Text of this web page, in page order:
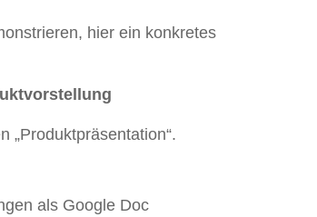
hier ein konkretes
„Produktpräsentation“.
als Google Doc